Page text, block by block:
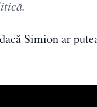
Simion ar